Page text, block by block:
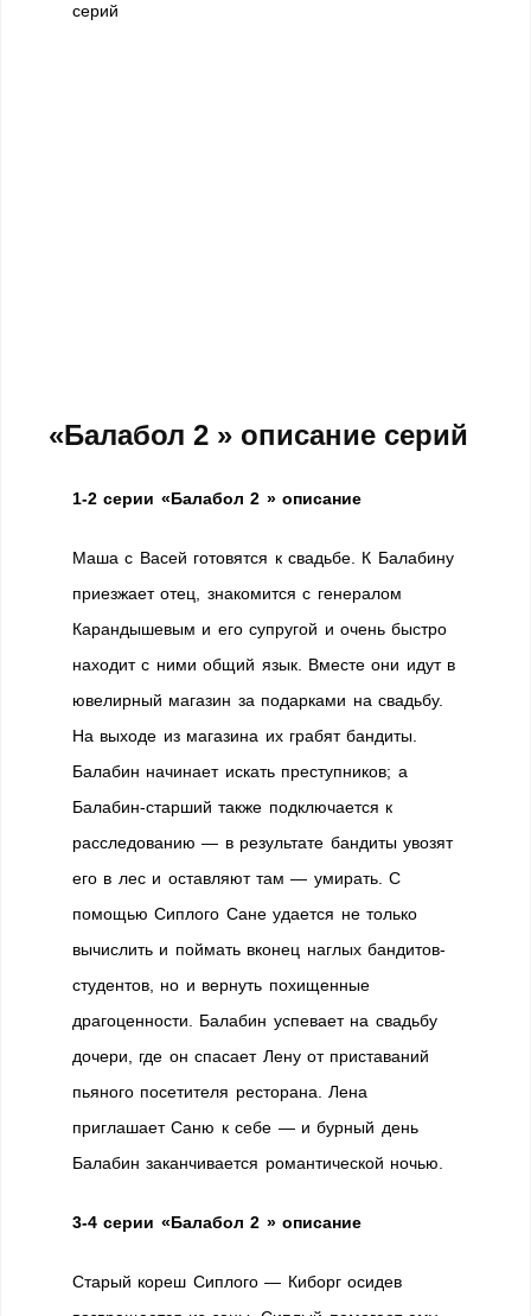
серий
«Балабол 2 » описание серий
1-2 серии «Балабол 2 » описание
Маша с Васей готовятся к свадьбе. К Балабину
приезжает отец, знакомится с генералом
Карандышевым и его супругой и очень быстро
находит с ними общий язык. Вместе они идут в
ювелирный магазин за подарками на свадьбу.
На выходе из магазина их грабят бандиты.
Балабин начинает искать преступников; а
Балабин-старший также подключается к
расследованию — в результате бандиты увозят
его в лес и оставляют там — умирать. С
помощью Сиплого Сане удается не только
вычислить и поймать вконец наглых бандитов-
студентов, но и вернуть похищенные
драгоценности. Балабин успевает на свадьбу
дочери, где он спасает Лену от приставаний
пьяного посетителя ресторана. Лена
приглашает Саню к себе — и бурный день
Балабин заканчивается романтической ночью.
3-4 серии «Балабол 2 » описание
Старый кореш Сиплого — Киборг осидев